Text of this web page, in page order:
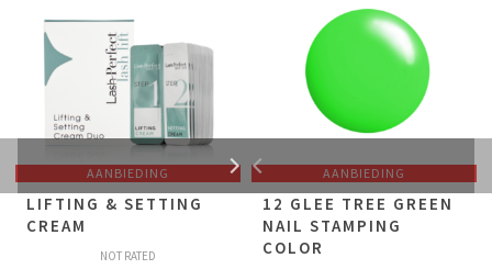
AANBIEDING
LIFTING & SETTING
CREAM
NOT RATED
AANBIEDING
12 GLEE TREE GREEN
NAIL STAMPING
COLOR